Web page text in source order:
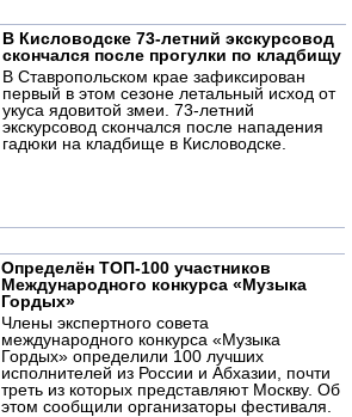
В Кисловодске 73-летний экскурсовод
скончался после прогулки по кладбищу
В Ставропольском крае зафиксирован
первый в этом сезоне летальный исход от
укуса ядовитой змеи. 73-летний
экскурсовод скончался после нападения
гадюки на кладбище в Кисловодске.
Определён ТОП-100 участников
Международного конкурса «Музыка
Гордых»
Члены экспертного совета
международного конкурса «Музыка
Гордых» определили 100 лучших
исполнителей из России и Абхазии, почти
треть из которых представляют Москву. Об
этом сообщили организаторы фестиваля.